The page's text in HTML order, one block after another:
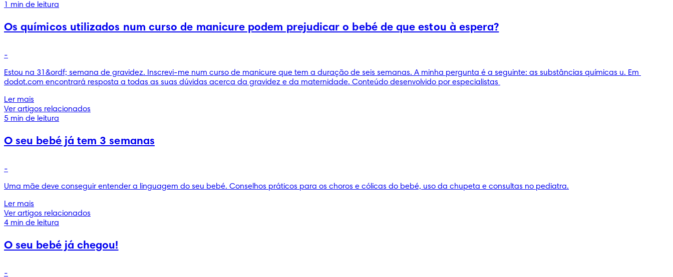
1 min de leitura
Os químicos utilizados num curso de manicure podem prejudicar o bebé de que estou à espera?
-
Estou na 31&ordf; semana de gravidez. Inscrevi-me num curso de manicure que tem a duração de seis semanas. A minha pergunta é a seguinte: as substâncias químicas u. Em
dodot.com encontrará resposta a todas as suas dúvidas acerca da gravidez e da maternidade. Conteúdo desenvolvido por especialistas
Ler mais
Ver artigos relacionados
5 min de leitura
O seu bebé já tem 3 semanas
-
Uma mãe deve conseguir entender a linguagem do seu bebé. Conselhos práticos para os choros e cólicas do bebé, uso da chupeta e consultas no pediatra.
Ler mais
Ver artigos relacionados
4 min de leitura
O seu bebé já chegou!
-